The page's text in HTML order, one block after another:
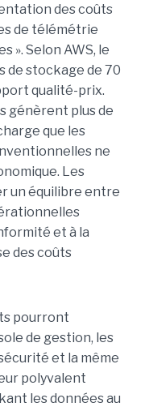
des coûts
de télémétrie
». Selon AWS, le
de stockage de 70
qualité-prix.
génèrent plus de
que les
ne
Les
un équilibre entre
et à la
des coûts
pourront
de gestion, les
et la même
polyvalent
les données au